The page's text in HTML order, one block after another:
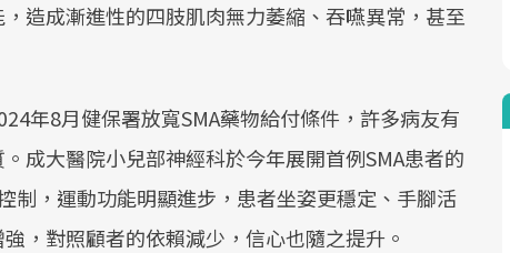
造成漸進性的四肢肌肉無力萎縮、吞嚥異常，甚至
年8月健保署放寬SMA藥物給付條件，許多病友有
成大醫院小兒部神經科於今年展開首例SMA患者的
制，運動功能明顯進步，患者坐姿更穩定、手腳活
，對照顧者的依賴減少，信心也隨之提升。
前往專題
前往專題
前往專題